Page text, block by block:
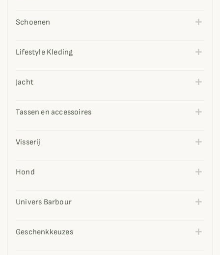
Schoenen
Lifestyle Kleding
Jacht
Tassen en accessoires
Visserij
Hond
Univers Barbour
Geschenkkeuzes